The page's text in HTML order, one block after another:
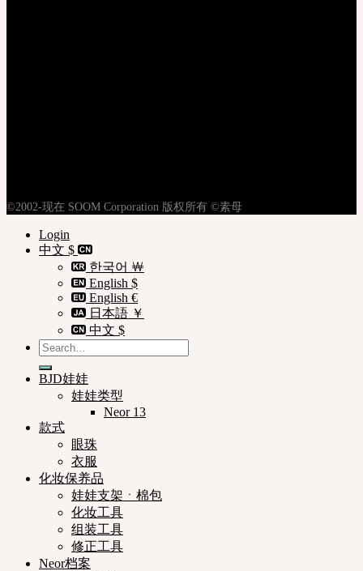
©2002-现在 SOOM Corporation 版权所有 ©素母
Login
中文 $
한국어 ￦
English $
English €
日本語 ￥
中文 $
Search
for:
BJD娃娃
娃娃类型
Neor 13
款式
眼珠
衣服
化妆保养品
娃娃支架ㆍ棉包
化妆工具
组装工具
修正工具
Neor档案